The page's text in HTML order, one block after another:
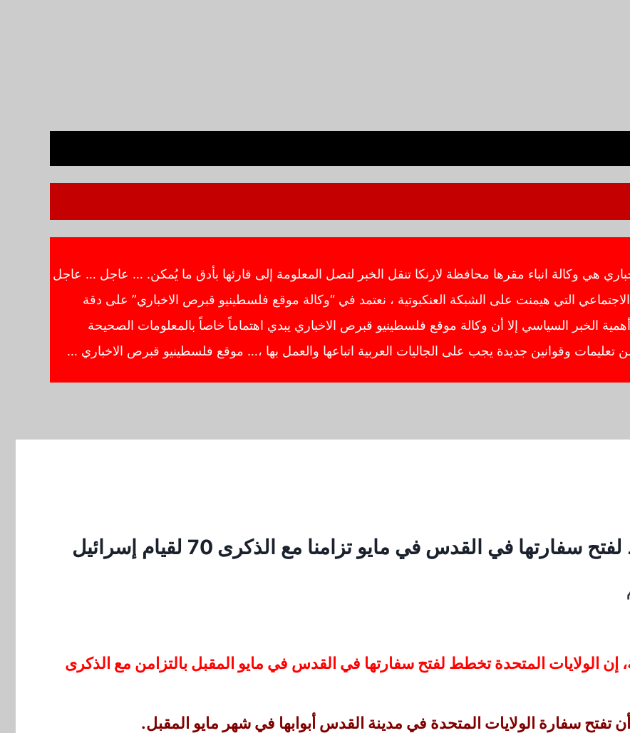
وكالة انباء مقرها محافظة لارنكا تنقل الخبر لتصل المعلومة إلى قارئها بأدق ما يُمكن. … عاجل … عاجل
التي هيمنت على الشبكة العنكبوتية ، نعتمد في “وكالة موقع فلسطينيو قبرص الاخباري” على دقة
السياسي إلا أن وكالة موقع فلسطينيو قبرص الاخباري يبدي اهتماماً خاصاً بالمعلومات الصحيحة
تعليمات وقوانين جديدة يجب على الجاليات العربية اتباعها والعمل بها ،… موقع فلسطينيو قبرص الاخباري …
في القدس في مايو تزامنا مع الذكرى 70 لقيام إسرائيل
إن الولايات المتحدة تخطط لفتح سفارتها في القدس في مايو المقبل بالتزامن مع الذكرى
سفارة الولايات المتحدة في مدينة القدس أبوابها في شهر مايو المقبل.